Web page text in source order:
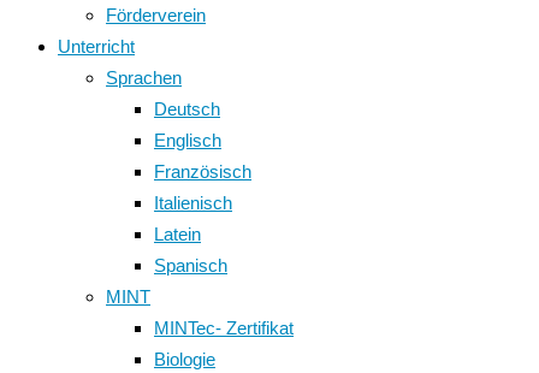
Förderverein
Unterricht
Sprachen
Deutsch
Englisch
Französisch
Italienisch
Latein
Spanisch
MINT
MINTec- Zertifikat
Biologie